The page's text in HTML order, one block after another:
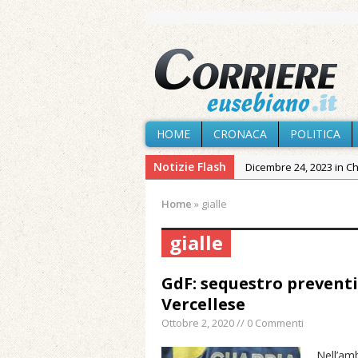
HOME CRONACA POLITICA
Notizie Flash Dicembre 24, 2023 in
Agosto 4, 2026 in
Home » gialle
gialle
GdF: sequestro
Vercellese
Ottobre 2, 2020 // 0 Commenti